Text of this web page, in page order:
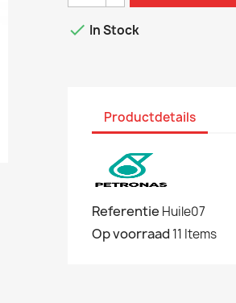
 In Stock
Productdetails
Referentie Huile07
Op voorraad 11 Items